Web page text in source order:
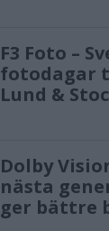
F3 Foto –
fotodagar
Lund &
Dolby
nästa
ger bättre